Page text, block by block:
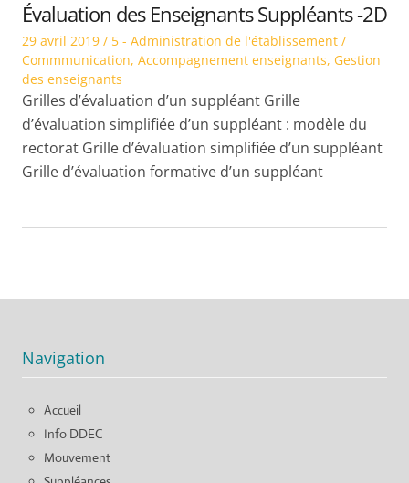
Évaluation des Enseignants Suppléants -2D
Posted
on
29 avril 2019
Posted
in
5 - Administration de l'établissement /
Commmunication, Accompagnement enseignants, Gestion
des enseignants
Grilles d’évaluation d’un suppléant Grille
d’évaluation simplifiée d’un suppléant : modèle du
rectorat Grille d’évaluation simplifiée d’un suppléant
Grille d’évaluation formative d’un suppléant
Navigation
Accueil
Info DDEC
Mouvement